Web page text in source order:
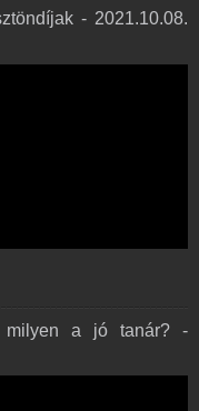
- 2021.10.08.
milyen a jó tanár? -